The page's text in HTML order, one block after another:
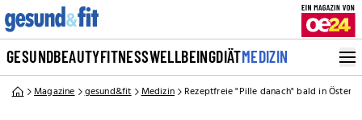
GESUNDBEAUTYFITNESSWELLBEINGDIÄTMEDIZIN
Magazine gesund&fit Medizin Rezeptfreie "Pille danach" bald in